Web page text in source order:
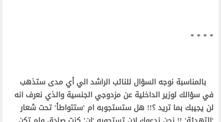
* * * *
بالمناسبة نوجه السؤال للنائب الراشد الي أي مدى ستذهب
في سؤالك لوزير الداخلية عن مزدوجي الجنسية والذي نعرف انه
لن يجيبك بما تريد ؟!! هل ستستجوبه ام 'ستتواطأ' تحت شعار